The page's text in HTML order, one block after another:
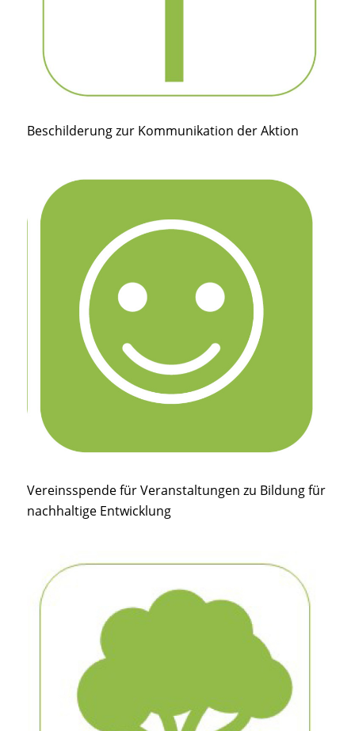
Beschilderung zur Kommunikation der Aktion
Vereinsspende für Veranstaltungen zu Bildung für
nachhaltige Entwicklung